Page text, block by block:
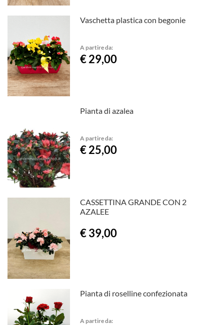
Vaschetta plastica con begonie
A partire da:
€ 29,00
Pianta di azalea
A partire da:
€ 25,00
CASSETTINA GRANDE CON 2
AZALEE
€ 39,00
Pianta di roselline confezionata
A partire da: